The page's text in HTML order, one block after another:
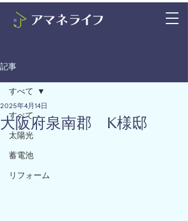
記事
すべて
太陽光
蓄電池
リフォーム
すべて
大阪府泉南郡 K様邸
2025年4月14日